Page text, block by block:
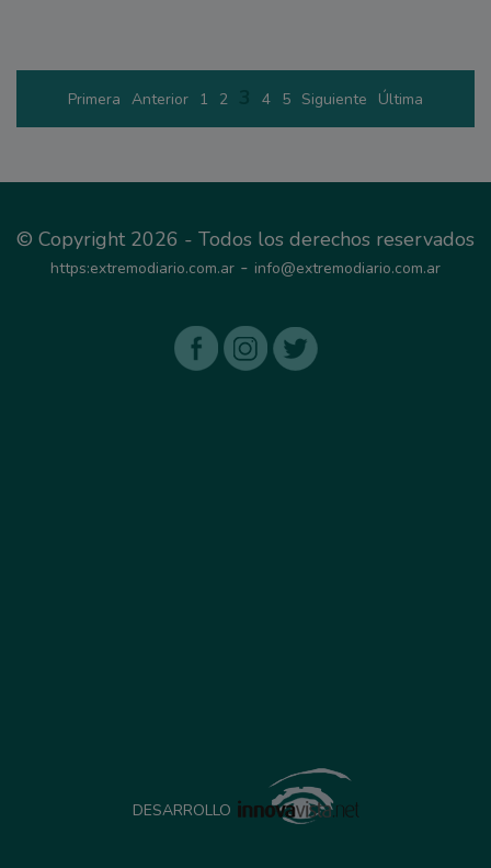
Primera Anterior 1 2 4 5 Siguiente Última
© Copyright 2026 - Todos los derechos reservados
https:extremodiario.com.ar - info@extremodiario.com.ar
DESARROLLO